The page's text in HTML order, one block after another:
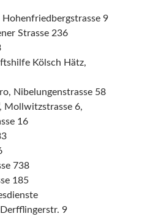
Hohenfriedbergstrasse 9
Strasse 236
Kölsch Hätz,
Nibelungenstrasse 58
Mollwitzstrasse 6,
16
738
185
9